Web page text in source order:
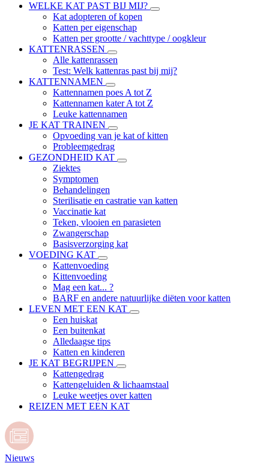
WELKE KAT PAST BIJ MIJ?
Kat adopteren of kopen
Katten per eigenschap
Katten per grootte / vachttype / oogkleur
KATTENRASSEN
Alle kattenrassen
Test: Welk kattenras past bij mij?
KATTENNAMEN
Kattennamen poes A tot Z
Kattennamen kater A tot Z
Leuke kattennamen
JE KAT TRAINEN
Opvoeding van je kat of kitten
Probleemgedrag
GEZONDHEID KAT
Ziektes
Symptomen
Behandelingen
Sterilisatie en castratie van katten
Vaccinatie kat
Teken, vlooien en parasieten
Zwangerschap
Basisverzorging kat
VOEDING KAT
Kattenvoeding
Kittenvoeding
Mag een kat... ?
BARF en andere natuurlijke diëten voor katten
LEVEN MET EEN KAT
Een huiskat
Een buitenkat
Alledaagse tips
Katten en kinderen
JE KAT BEGRIJPEN
Kattengedrag
Kattengeluiden & lichaamstaal
Leuke weetjes over katten
REIZEN MET EEN KAT
Nieuws